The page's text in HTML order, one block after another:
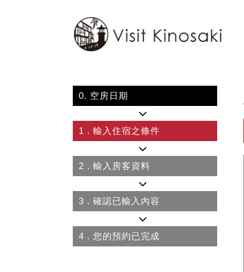
0. 空房日期
1 . 輸入住宿之條件
2 . 輸入房客資料
3 . 確認已輸入內容
4 . 您的預約已完成